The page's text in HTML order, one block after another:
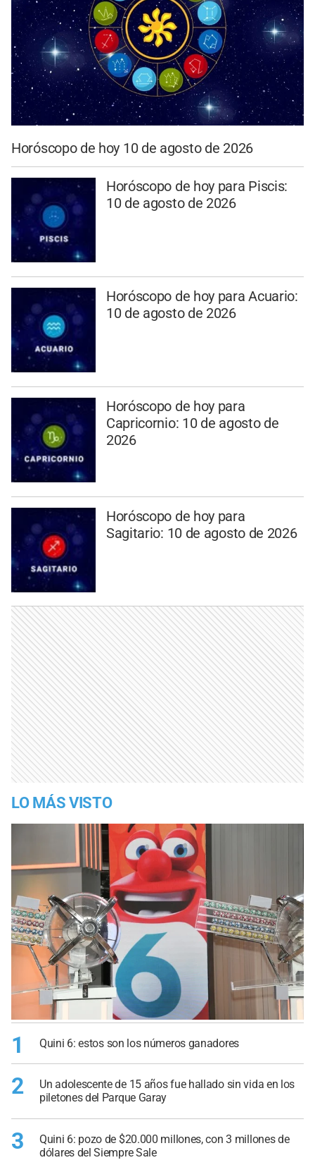
Horóscopo de hoy 10 de agosto de 2026
Horóscopo de hoy para Piscis:
10 de agosto de 2026
Horóscopo de hoy para Acuario:
10 de agosto de 2026
Horóscopo de hoy para
Capricornio: 10 de agosto de
2026
Horóscopo de hoy para
Sagitario: 10 de agosto de 2026
LO MÁS VISTO
1 Quini 6: estos son los números ganadores
2
Un adolescente de 15 años fue hallado sin vida en los
piletones del Parque Garay
3
Quini 6: pozo de $20.000 millones, con 3 millones de
dólares del Siempre Sale